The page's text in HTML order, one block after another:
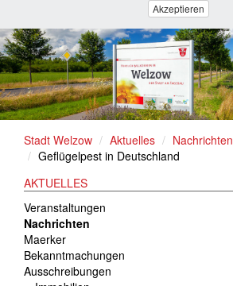
Akzeptieren
Stadt Welzow Aktuelles
Nachrichten
Geflügelpest in Deutschland
AKTUELLES
Veranstaltungen
Nachrichten
Maerker
Bekanntmachungen
Ausschreibungen